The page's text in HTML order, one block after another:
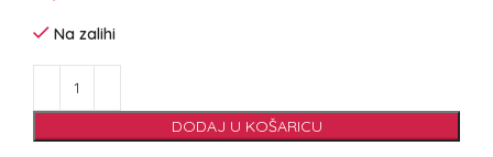
Na zalihi
DODAJ U KOŠARICU